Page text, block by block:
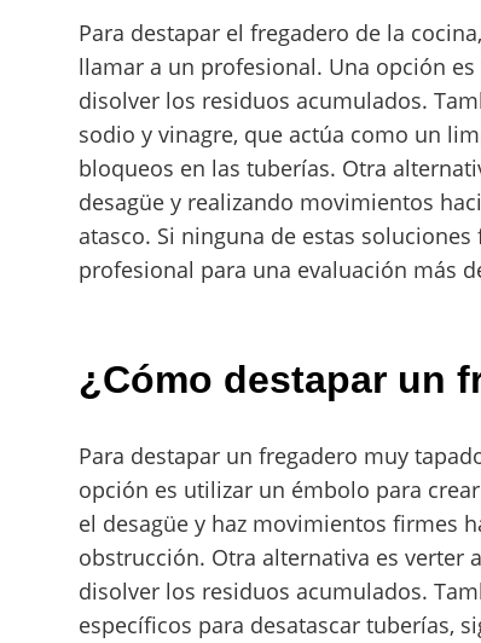
Para destapar el fregadero de la
llamar a un profesional. Una opción
disolver los residuos acumulados.
sodio y vinagre, que actúa como un
bloqueos en las tuberías. Otra
desagüe y realizando movimientos
atasco. Si ninguna de estas
profesional para una evaluación más
¿Cómo destapar un
Para destapar un fregadero muy
opción es utilizar un émbolo para
el desagüe y haz movimientos firmes
obstrucción. Otra alternativa es verter
disolver los residuos acumulados.
específicos para desatascar tuberías,